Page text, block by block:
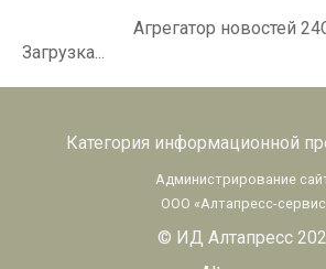
Агрегатор новостей
Загрузка...
Категория информационной
Администрирование
ООО «Алтапресс-
© ИД Алтапресс